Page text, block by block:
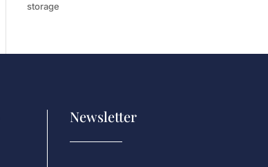
storage
Newsletter